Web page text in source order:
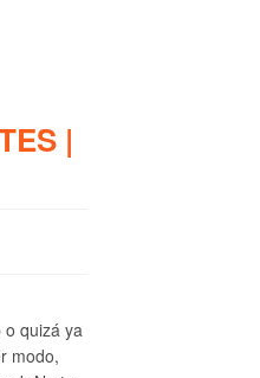
|
quizá ya
modo,